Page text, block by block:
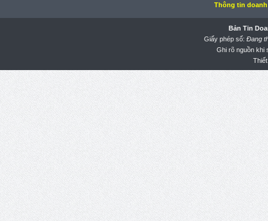
Thông tin
Bản Tin
Giấy phép số: Đang
Ghi rõ nguồn khi